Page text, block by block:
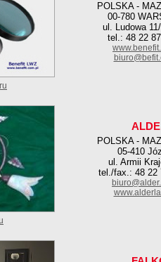
POLSKA -
00-780
ul. Ludowa
tel.: 48 22
POLSKA -
05-410
ul. Armii
tel./fax.: 48 22